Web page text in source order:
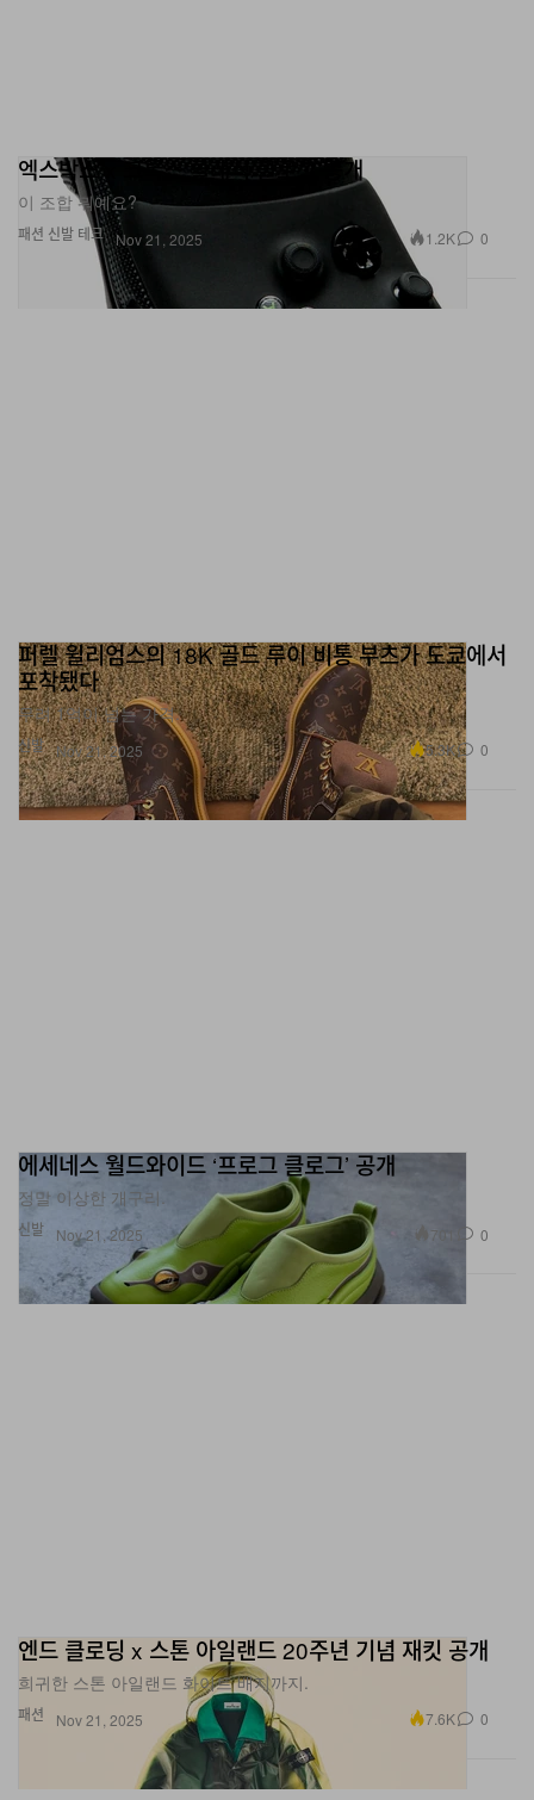
패션 신발 테크
엑스박스 x 크록스 클래식 클로그 공개
이 조합 뭐예요?
Nov 21, 2025 1.2K 0
신발
퍼렐 윌리엄스의 18K 골드 루이 비통 부츠가 도쿄에서
포착됐다
무려 1억이 넘는 가격.
Nov 21, 2025 5.3K 0
신발
에세네스 월드와이드 ‘프로그 클로그’ 공개
정말 이상한 개구리.
Nov 21, 2025 701 0
패션
엔드 클로딩 x 스톤 아일랜드 20주년 기념 재킷 공개
희귀한 스톤 아일랜드 화이트 배지까지.
Nov 21, 2025 7.6K 0